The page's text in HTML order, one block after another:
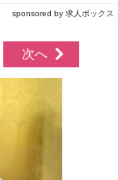
sponsored by 求人ボックス
次へ